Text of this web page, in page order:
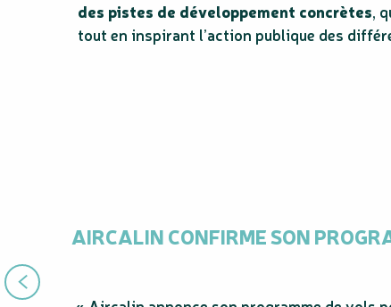
des pistes de développement concrètes,
tout en inspirant l’action publique des
AIRCALIN CONFIRME SON